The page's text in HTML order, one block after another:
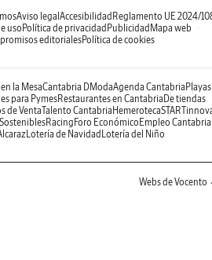
Aviso legal Accesibilidad Reglamento UE 2024/
usoPolítica de privacidad Publicidad Mapa web
editorialesPolítica de cookies
la MesaCantabria DModaAgenda Cantabria Playas
para PymesRestaurantes en Cantabria De tiendas
de VentaTalento Cantabria Hemeroteca
SosteniblesRacing Foro Económico Empleo Cantabria
Lotería de Navidad Lotería del Niño
Webs de Vocento